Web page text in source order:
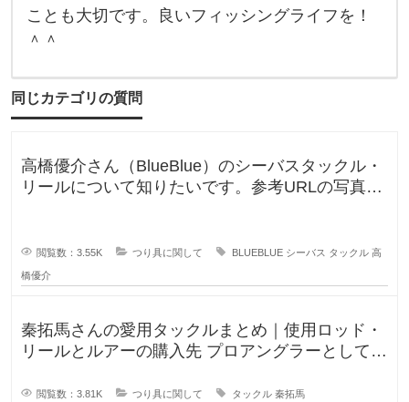
ことも大切です。良いフィッシングライフを！
＾＾
同じカテゴリの質問
高橋優介さん（BlueBlue）のシーバスタックル・
リールについて知りたいです。参考URLの写真の
閲覧数：3.55K つり具に関して BLUEBLUE シーバス タックル 高
橋優介
秦拓馬さんの愛用タックルまとめ｜使用ロッド・
リールとルアーの購入先 プロアングラーとして、
閲覧数：3.81K つり具に関して タックル 秦拓馬